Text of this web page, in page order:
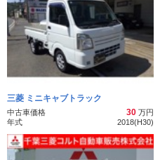
三菱 ミニキャブトラック
中古車価格 30 万円
年式
2018(H30)